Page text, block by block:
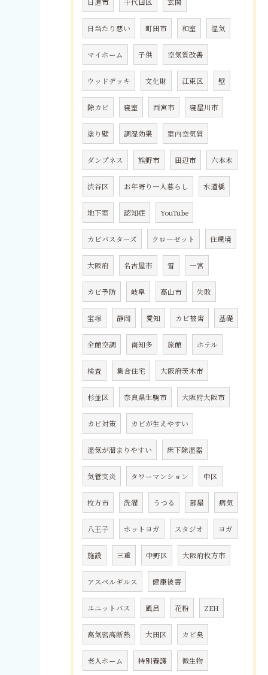
日進市 千代田区 玄関
日当たり悪い 町田市 和室 湿気
マイホーム 子供 空気質改善
ウッドデッキ 文化財 江東区 壁
除カビ 寝室 西宮市 寝屋川市
塗り壁 調湿効果 室内空気質
ダンプネス 熊野市 田辺市 六本木
渋谷区 お年寄り一人暮らし 水道橋
地下室 認知症 YouTube
カビバスターズ クローゼット 住環境
大阪府 名古屋市 雪 一宮
カビ予防 岐阜 高山市 失敗
宝塚 静岡 愛知 カビ被害 基礎
全館空調 南知多 旅館 ホテル
検査 集合住宅 大阪府茨木市
杉並区 奈良県生駒市 大阪府大阪市
カビ対策 カビが生えやすい
湿気が溜まりやすい 床下除湿器
気管支炎 タワーマンション 中区
枚方市 洗濯 うつる 部屋 病気
八王子 ホットヨガ スタジオ ヨガ
施設 三重 中野区 大阪府枚方市
アスペルギルス 健康被害
ユニットバス 風呂 花粉 ZEH
高気密高断熱 大田区 カビ臭
老人ホーム 特別養護 微生物